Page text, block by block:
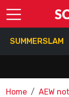
SUMMERSLAM
Home AEW